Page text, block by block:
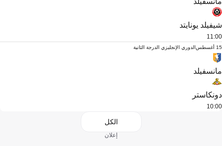
شيفيلد يونايتد
11:00
15 أغسطس الدوري الإنجليزي الدرجة الثانية
مانسفيلد
دونكاستر
10:00
الكل
إعلان